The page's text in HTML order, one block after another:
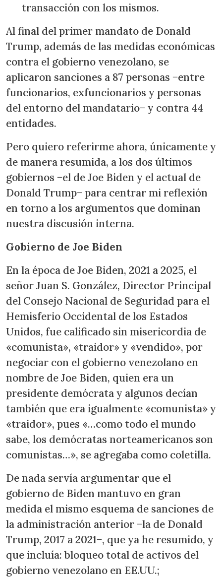
transacción con los mismos.
Al final del primer mandato de Donald
Trump, además de las medidas económicas
contra el gobierno venezolano, se
aplicaron sanciones a 87 personas −entre
funcionarios, exfuncionarios y personas
del entorno del mandatario− y contra 44
entidades.
Pero quiero referirme ahora, únicamente y
de manera resumida, a los dos últimos
gobiernos −el de Joe Biden y el actual de
Donald Trump− para centrar mi reflexión
en torno a los argumentos que dominan
nuestra discusión interna.
Gobierno de Joe Biden
En la época de Joe Biden, 2021 a 2025, el
señor Juan S. González, Director Principal
del Consejo Nacional de Seguridad para el
Hemisferio Occidental de los Estados
Unidos, fue calificado sin misericordia de
«comunista», «traidor» y «vendido», por
negociar con el gobierno venezolano en
nombre de Joe Biden, quien era un
presidente demócrata y algunos decían
también que era igualmente «comunista» y
«traidor», pues «…como todo el mundo
sabe, los demócratas norteamericanos son
comunistas…», se agregaba como coletilla.
De nada servía argumentar que el
gobierno de Biden mantuvo en gran
medida el mismo esquema de sanciones de
la administración anterior −la de Donald
Trump, 2017 a 2021−, que ya he resumido, y
que incluía: bloqueo total de activos del
gobierno venezolano en EE.UU.;